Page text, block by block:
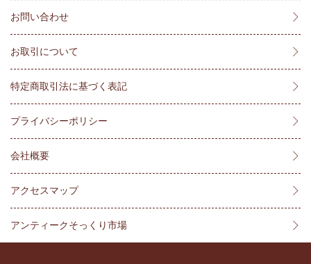
お問い合わせ
お取引について
特定商取引法に基づく表記
プライバシーポリシー
会社概要
アクセスマップ
アンティークそっくり市場